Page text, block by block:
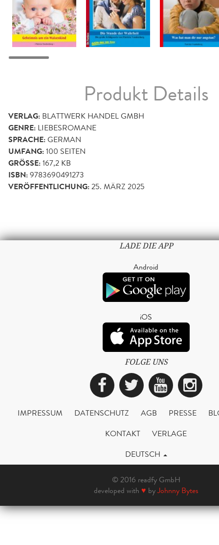
Produkt Details
VERLAG: BLATTWERK HANDEL GMBH
GENRE: LIEBESROMANE
SPRACHE:GERMAN
UMFANG:100 SEITEN
GRÖSSE: 167,2 KB
ISBN:9783690491273
VERÖFFENTLICHUNG:25. MÄRZ 2025
LADE DIE APP
Android
iOS
FOLGE UNS
Facebook
Twitter
IMPRESSUM DATENSCHUTZ AGB PRESSE
KONTAKT
VERLAGE
DEUTSCH
© 2016 readfy GmbH
developed with ♥ byJohnny Bytes